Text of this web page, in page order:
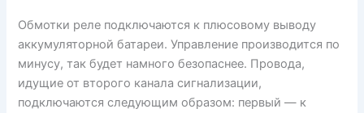
Обмотки реле подключаются к плюсовому выводу
аккумуляторной батареи. Управление производится по
минусу, так будет намного безопаснее. Провода,
идущие от второго канала сигнализации,
подключаются следующим образом: первый — к